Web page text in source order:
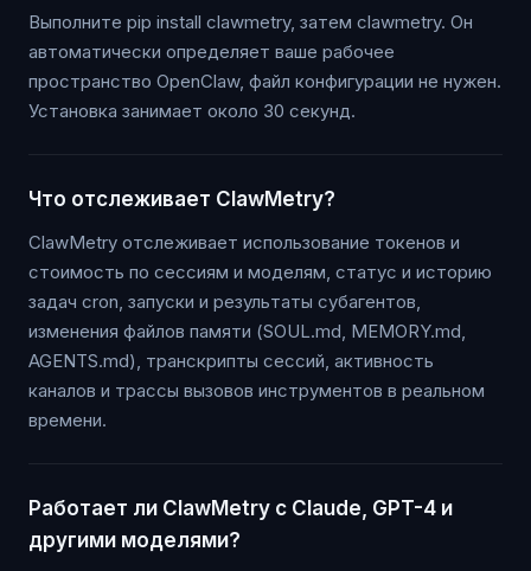
Выполните pip install clawmetry, затем clawmetry. Он
автоматически определяет ваше рабочее
пространство OpenClaw, файл конфигурации не нужен.
Установка занимает около 30 секунд.
Что отслеживает ClawMetry?
ClawMetry отслеживает использование токенов и
стоимость по сессиям и моделям, статус и историю
задач cron, запуски и результаты субагентов,
изменения файлов памяти (SOUL.md, MEMORY.md,
AGENTS.md), транскрипты сессий, активность
каналов и трассы вызовов инструментов в реальном
времени.
Работает ли ClawMetry с Claude, GPT-4 и
другими моделями?